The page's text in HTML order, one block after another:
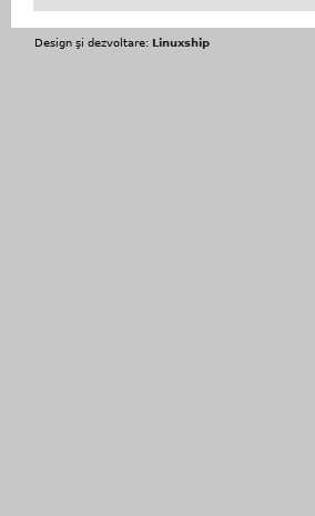
Design şi dezvoltare: Linuxship